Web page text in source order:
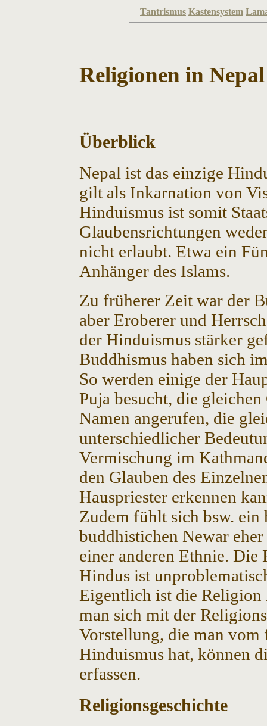
Tantrismus Kastensystem
Religionen in Nepal
Überblick
Nepal ist das einzige
gilt als Inkarnation von
Hinduismus ist somit
Glaubensrichtungen
nicht erlaubt. Etwa ein
Anhänger des Islams.
Zu früherer Zeit war der
aber Eroberer und
der Hinduismus stärker
Buddhismus haben sich
So werden einige der
Puja besucht, die
Namen angerufen, die
unterschiedlicher
Vermischung im
den Glauben des
Hauspriester erkennen
Zudem fühlt sich bsw.
buddhistichen Newar
einer anderen Ethnie.
Hindus ist
Eigentlich ist die Religion
man sich mit der
Vorstellung, die man
Hinduismus hat, können
erfassen.
Religionsgeschichte